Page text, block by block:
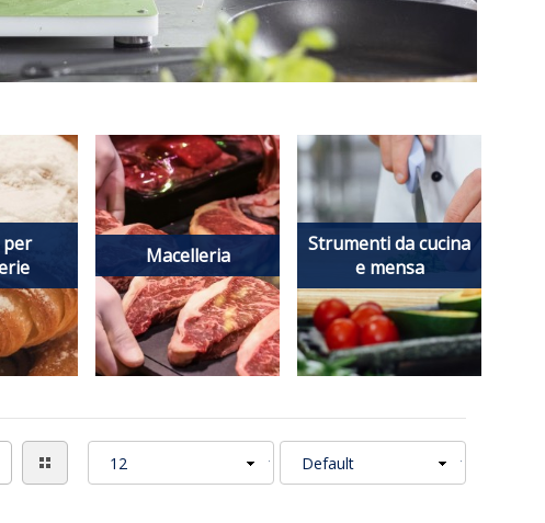
per
Macelleria
Strumenti da cucina
e mensa